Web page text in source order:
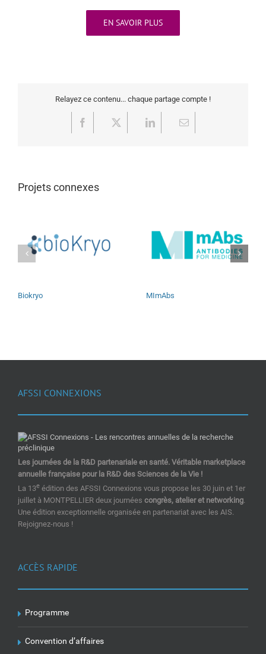
EN SAVOIR PLUS
Relayez ce contenu... chaque partage compte !
Facebook LinkedInEmail
Projets connexes
Biokryo MImAbs
AFSSI CONNEXIONS
Les journées de la R&D partenariale en santé. Véritable marketplace
annuelle française pour la R&D des Sciences de la Vie !
La 13e édition des AFSSI Connexions vous propose les 30 juin et 1er
juillet à MONTPELLIER deux journées congrès, atelier et networking.
Une édition exceptionnelle organisée en partenariat avec les AIS.
Rejoignez-nous !
ACCÈS RAPIDE
Programme
Convention d’affaires